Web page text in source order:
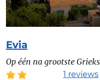
Evia
Op één na grootste
1 reviews